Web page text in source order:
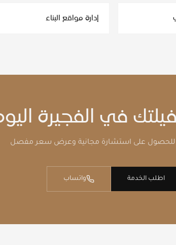
إدارة مواقع البناء
فيلتك في الفجيرة
للحصول على استشارة مجانية وعرض سعر مفصل
اطلب الخدمة واتساب